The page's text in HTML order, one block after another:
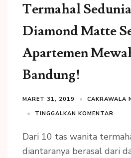
Termahal
Diamond Matte
Apartemen
Bandung!
MARET 31, 2019
CAKRAWALA
TINGGALKAN KOMENTAR
Dari 10 tas wanita
diantaranya berasal dari